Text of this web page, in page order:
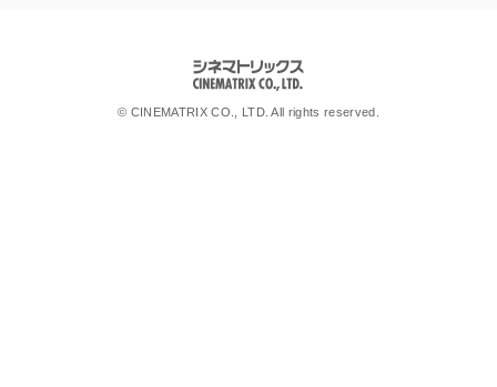
© CINEMATRIX CO., LTD. All rights reserved.